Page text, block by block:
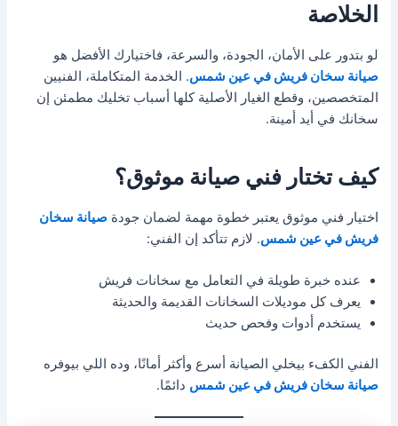
الخلاصة
لو بتدور على الأمان، الجودة، والسرعة، فاختيارك الأفضل هو
صيانة سخان فريش في عين شمس. الخدمة المتكاملة، الفنيين
المتخصصين، وقطع الغيار الأصلية كلها أسباب تخليك مطمئن إن
سخانك في أيد أمينة.
كيف تختار فني صيانة موثوق؟
اختيار فني موثوق يعتبر خطوة مهمة لضمان جودةصيانة سخان
فريش في عين شمس. لازم تتأكد إن الفني:
عنده خبرة طويلة في التعامل مع سخانات فريش
يعرف كل موديلات السخانات القديمة والحديثة
يستخدم أدوات وفحص حديث
الفني الكفء بيخلي الصيانة أسرع وأكثر أمانًا، وده اللي بيوفره
صيانة سخان فريش في عين شمس دائمًا.